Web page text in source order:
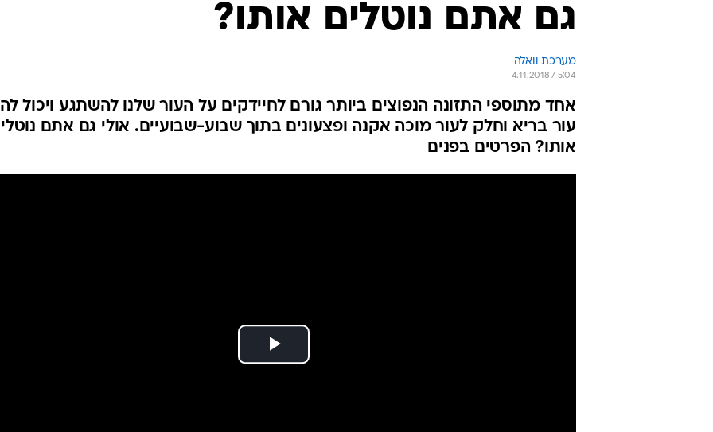
גם אתם נוטלים אותו?
מערכת וואלה
4.11.2018 / 5:04
אחד מתוספי התזונה הנפוצים ביותר גורם לחיידקים על העור שלנו להשתגע ויכול
עור בריא וחלק לעור מוכה אקנה ופצעונים בתוך שבוע-שבועיים. אולי גם אתם
אותו? הפרטים בפנים